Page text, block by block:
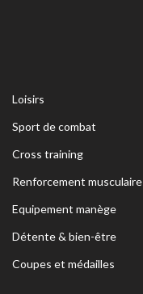
Loisirs
Sport de combat
Cross training
Renforcement musculaire
Equipement manège
Détente & bien-être
Coupes et médailles